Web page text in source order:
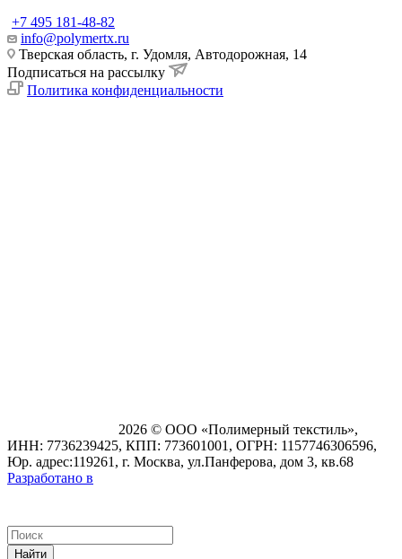
+7 495 181-48-82
info@polymertx.ru
Тверская область, г. Удомля, Автодорожная, 14
Подписаться на рассылку
Политика конфиденциальности
2026 © ООО «Полимерный текстиль»,
ИНН: 7736239425, КПП: 773601001, ОГРН: 1157746306596,
Юр. адрес:119261, г. Москва, ул.Панферова, дом 3, кв.68
Разработано в
Найти